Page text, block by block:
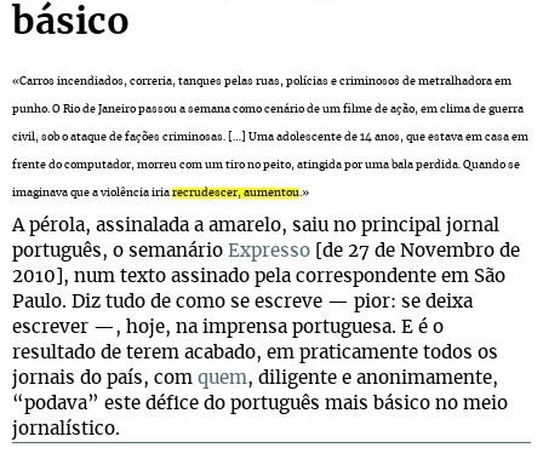
básico
«Carros incendiados, correria, tanques pelas ruas, polícias e criminosos de metralhadora em
punho. O Rio de Janeiro passou a semana como cenário de um filme de ação, em clima de guerra
civil, sob o ataque de fações criminosas. […] Uma adolescente de 14 anos, que estava em casa em
frente do computador, morreu com um tiro no peito, atingida por uma bala perdida. Quando se
imaginava que a violência iria recrudescer, aumentou.»
A pérola, assinalada a amarelo, saiu no principal jornal
português, o semanário Expresso [de 27 de Novembro de
2010], num texto assinado pela correspondente em São
Paulo. Diz tudo de como se escreve — pior: se deixa
escrever —, hoje, na imprensa portuguesa. E é o
resultado de terem acabado, em praticamente todos os
jornais do país, com quem, diligente e anonimamente,
“podava” este défice do português mais básico no meio
jornalístico.